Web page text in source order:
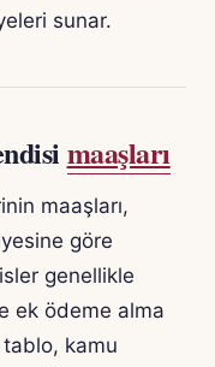
sunar.
maaşları
maaşları,
göre
genellikle
ek ödeme alma
tablo, kamu